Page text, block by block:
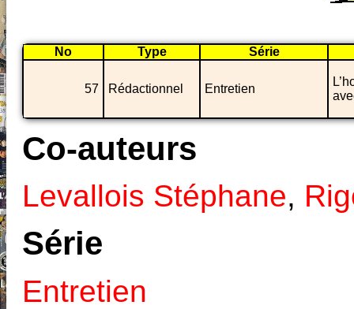
No Type Série
57 Rédactionnel Entretien
Co-auteurs
Levallois Stéphane,
Série
Entretien